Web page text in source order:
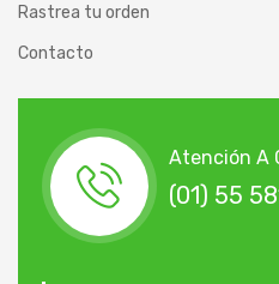
Rastrea tu orden
Contacto
Atención A
(01) 55